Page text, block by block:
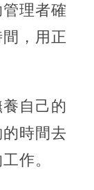
理者確
，用正
自己的
的時間去
作。